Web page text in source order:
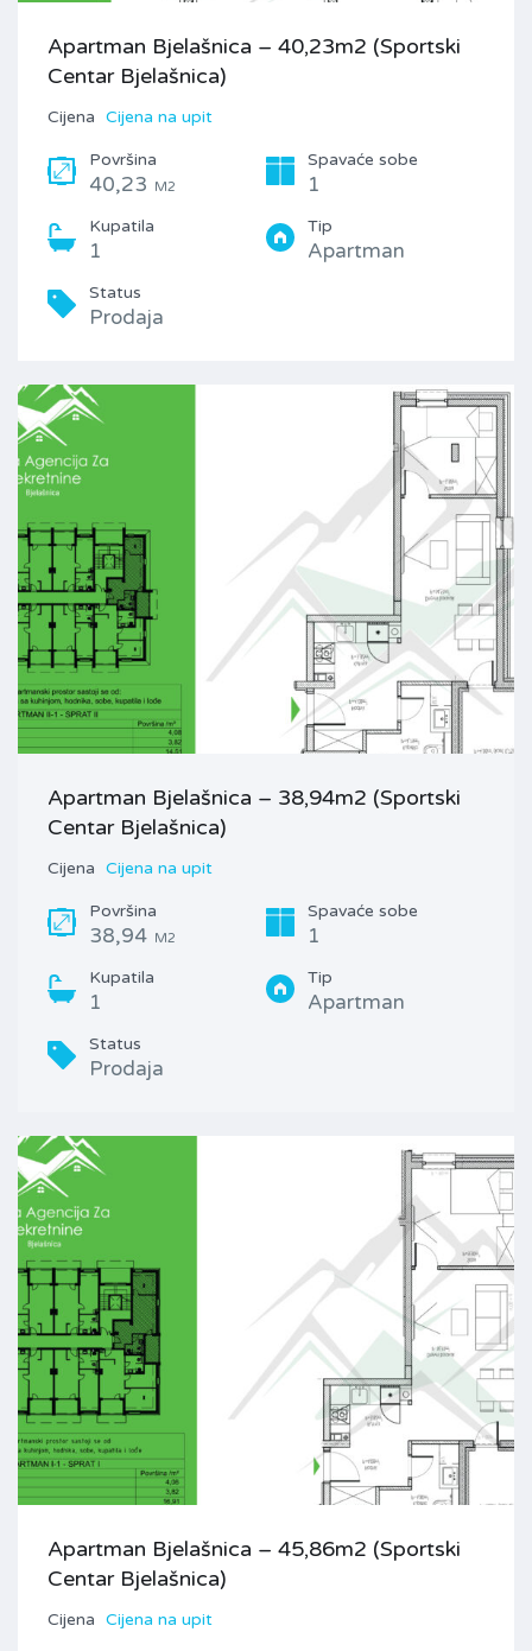
Apartman Bjelašnica – 40,23m2 (Sportski
Centar Bjelašnica)
Cijena Cijena na upit
Površina
40,23 M2
Spavaće sobe
1
Kupatila
1
Tip
Apartman
Status
Prodaja
Apartman Bjelašnica – 38,94m2 (Sportski
Centar Bjelašnica)
Cijena Cijena na upit
Površina
38,94 M2
Spavaće sobe
1
Kupatila
1
Tip
Apartman
Status
Prodaja
Apartman Bjelašnica – 45,86m2 (Sportski
Centar Bjelašnica)
Cijena Cijena na upit